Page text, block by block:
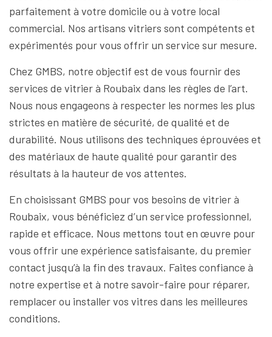
parfaitement à votre domicile ou à votre local
commercial. Nos artisans vitriers sont compétents et
expérimentés pour vous offrir un service sur mesure.
Chez GMBS, notre objectif est de vous fournir des
services de vitrier à Roubaix dans les règles de l’art.
Nous nous engageons à respecter les normes les plus
strictes en matière de sécurité, de qualité et de
durabilité. Nous utilisons des techniques éprouvées et
des matériaux de haute qualité pour garantir des
résultats à la hauteur de vos attentes.
En choisissant GMBS pour vos besoins de vitrier à
Roubaix, vous bénéficiez d’un service professionnel,
rapide et efficace. Nous mettons tout en œuvre pour
vous offrir une expérience satisfaisante, du premier
contact jusqu’à la fin des travaux. Faites confiance à
notre expertise et à notre savoir-faire pour réparer,
remplacer ou installer vos vitres dans les meilleures
conditions.